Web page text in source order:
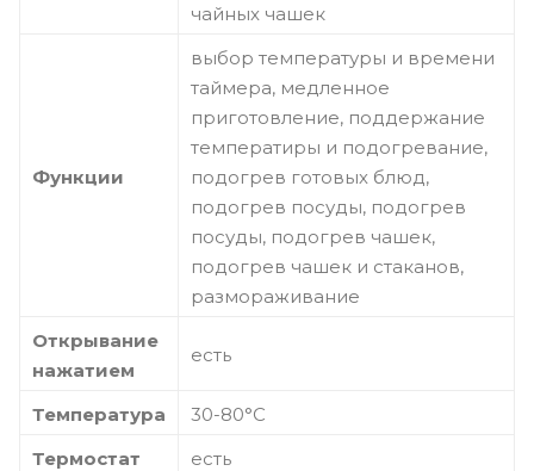
чайных чашек
Функции
выбор температуры и времени
таймера, медленное
приготовление, поддержание
температиры и подогревание,
подогрев готовых блюд,
подогрев посуды, подогрев
посуды, подогрев чашек,
подогрев чашек и стаканов,
размораживание
Открывание
нажатием
есть
Температура
30-80°С
Термостат
есть